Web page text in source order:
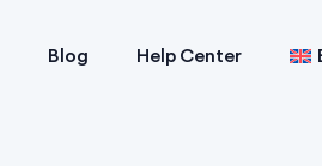
Blog Help Center